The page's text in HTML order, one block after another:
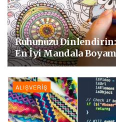
Ruhunuzu
En İyi Mandala
ALIŞVERIŞ